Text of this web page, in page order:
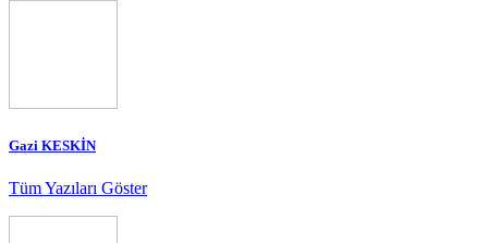
Gazi KESKİN
Tüm Yazıları Göster